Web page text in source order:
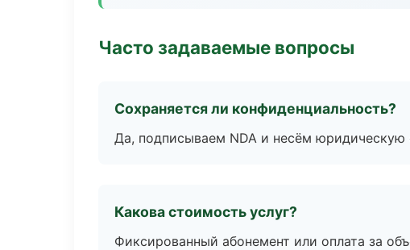
Часто задаваемые вопросы
Сохраняется ли конфиденциальность?
Да, подписываем NDA и несём юридическую
Какова стоимость услуг?
Фиксированный абонемент или оплата за